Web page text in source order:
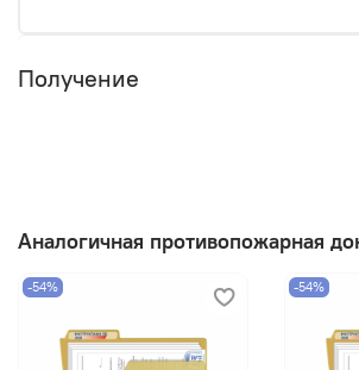
Получение
Аналогичная противопожарная
-54% -54%